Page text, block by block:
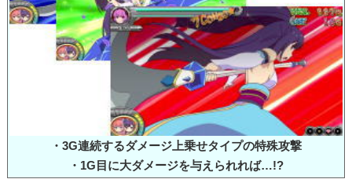
・3G連続するダメージ上乗せタイプの特殊攻撃
・1G目に大ダメージを与えられれば…!?